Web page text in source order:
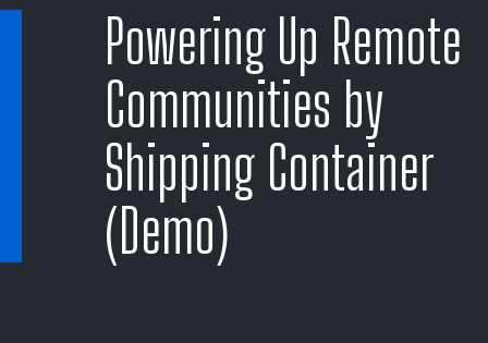
Powering Up Remote
Communities by
Shipping Container
(Demo)